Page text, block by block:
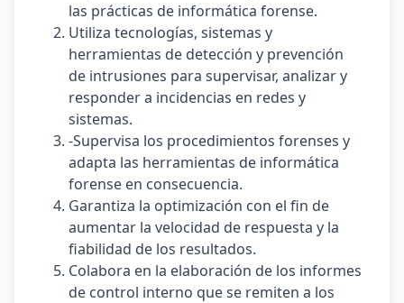
las prácticas de informática forense.
Utiliza tecnologías, sistemas y
herramientas de detección y prevención
de intrusiones para supervisar, analizar y
responder a incidencias en redes y
sistemas.
-Supervisa los procedimientos forenses y
adapta las herramientas de informática
forense en consecuencia.
Garantiza la optimización con el fin de
aumentar la velocidad de respuesta y la
fiabilidad de los resultados.
Colabora en la elaboración de los informes
de control interno que se remiten a los